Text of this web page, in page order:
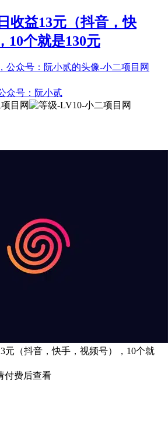
收益13元（抖音，快
10个就是130元
众号：阮小贰
元（抖音，快手，视频号），10个就
付费后查看